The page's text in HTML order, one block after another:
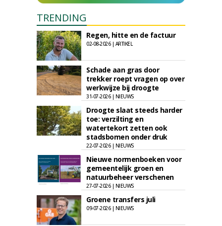
TRENDING
Regen, hitte en de factuur
02-08-2026 | ARTIKEL
Schade aan gras door
trekker roept vragen op over
werkwijze bij droogte
31-07-2026 | NIEUWS
Droogte slaat steeds harder
toe: verzilting en
watertekort zetten ook
stadsbomen onder druk
22-07-2026 | NIEUWS
Nieuwe normenboeken voor
gemeentelijk groen en
natuurbeheer verschenen
27-07-2026 | NIEUWS
Groene transfers juli
09-07-2026 | NIEUWS